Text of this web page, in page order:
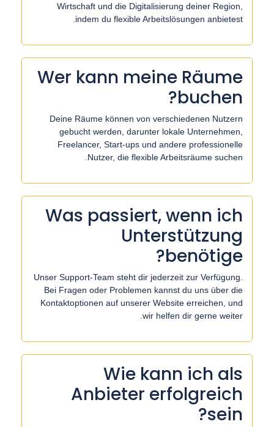
Wirtschaft und die Digitalisierung deiner Region,
indem du flexible Arbeitslösungen anbietest.
Wer kann meine Räume
buchen?
Deine Räume können von verschiedenen Nutzern
gebucht werden, darunter lokale Unternehmen,
Freelancer, Start-ups und andere professionelle
Nutzer, die flexible Arbeitsräume suchen.
Was passiert, wenn ich
Unterstützung
benötige?
Unser Support-Team steht dir jederzeit zur Verfügung.
Bei Fragen oder Problemen kannst du uns über die
Kontaktoptionen auf unserer Website erreichen, und
wir helfen dir gerne weiter.
Wie kann ich als
Anbieter erfolgreich
sein?